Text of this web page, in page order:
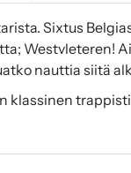
Sixtus
Westvleteren!
nauttia siitä
klassinen